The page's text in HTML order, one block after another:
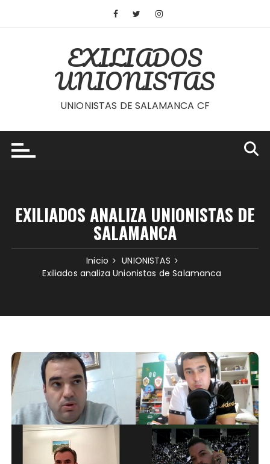
EXILIADOS
UNIONISTAS
UNIONISTAS DE SALAMANCA CF
EXILIADOS ANALIZA UNIONISTAS DE
SALAMANCA
Inicio
UNIONISTAS
Exiliados analiza Unionistas de Salamanca